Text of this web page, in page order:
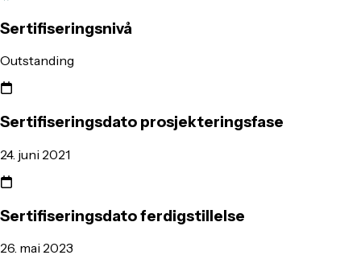
Sertifiseringsnivå
Outstanding
Sertifiseringsdato prosjekteringsfase
24. juni 2021
Sertifiseringsdato ferdigstillelse
26. mai 2023